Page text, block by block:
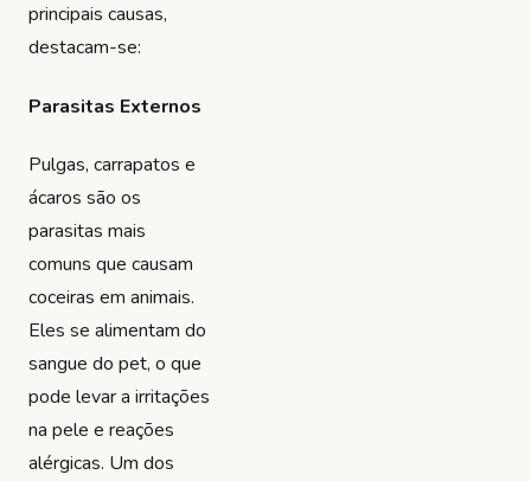
principais causas,
destacam-se:
Parasitas Externos
Pulgas, carrapatos e
ácaros são os
parasitas mais
comuns que causam
coceiras em animais.
Eles se alimentam do
sangue do pet, o que
pode levar a irritações
na pele e reações
alérgicas. Um dos